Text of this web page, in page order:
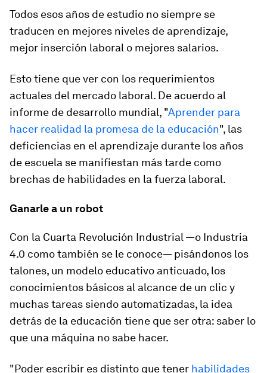
Todos esos años de estudio no siempre se
traducen en mejores niveles de aprendizaje,
mejor inserción laboral o mejores salarios.
Esto tiene que ver con los requerimientos
actuales del mercado laboral. De acuerdo al
informe de desarrollo mundial, "Aprender para
hacer realidad la promesa de la educación", las
deficiencias en el aprendizaje durante los años
de escuela se manifiestan más tarde como
brechas de habilidades en la fuerza laboral.
Ganarle a un robot
Con la Cuarta Revolución Industrial —o Industria
4.0 como también se le conoce— pisándonos los
talones, un modelo educativo anticuado, los
conocimientos básicos al alcance de un clic y
muchas tareas siendo automatizadas, la idea
detrás de la educación tiene que ser otra: saber lo
que una máquina no sabe hacer.
"Poder escribir es distinto que tener habilidades